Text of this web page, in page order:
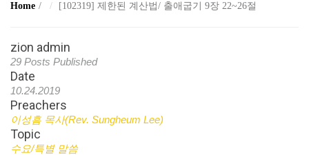
Home [102319] 제한된 계산법/ 출애굽기 9장 22~26절
zion admin
29 Posts Published
Date
10.24.2019
Preachers
이성흠 목사(Rev. Sungheum Lee)
Topic
수요/특별 말씀